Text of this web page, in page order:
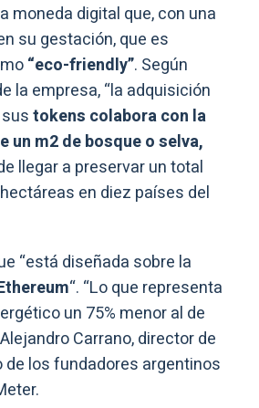
moneda digital que, con una
su gestación, que es
“eco-friendly”. Según
la empresa, “la adquisición
tokens colabora con la
un m2 de bosque o selva,
llegar a preservar un total
en diez países del
“está diseñada sobre la
“. “Lo que representa
un 75% menor al de
Carrano, director de
de los fundadores argentinos